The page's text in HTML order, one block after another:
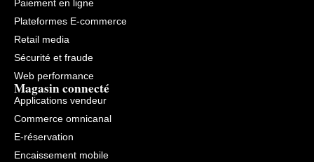
Paiement en ligne
Plateformes E-commerce
Retail media
Sécurité et fraude
Web performance
Magasin connecté
Applications vendeur
Commerce omnicanal
E-réservation
Encaissement mobile